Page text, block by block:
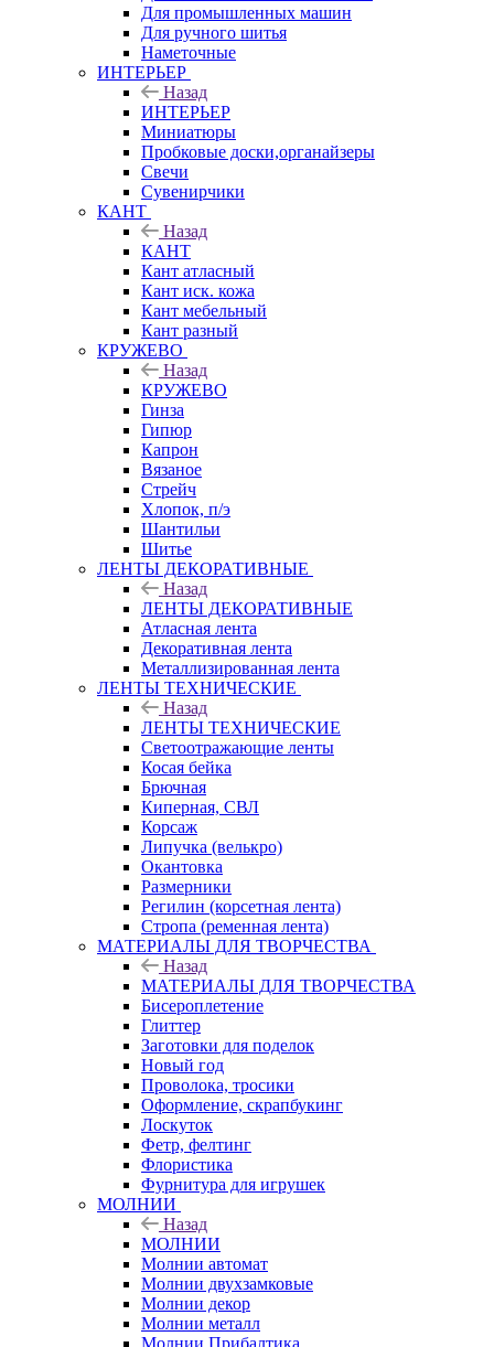
Для промышленных машин
Для ручного шитья
Наметочные
ИНТЕРЬЕР
Назад
ИНТЕРЬЕР
Миниатюры
Пробковые доски,органайзеры
Свечи
Сувенирчики
КАНТ
Назад
КАНТ
Кант атласный
Кант иск. кожа
Кант мебельный
Кант разный
КРУЖЕВО
Назад
КРУЖЕВО
Гинза
Гипюр
Капрон
Вязаное
Стрейч
Хлопок, п/э
Шантильи
Шитье
ЛЕНТЫ ДЕКОРАТИВНЫЕ
Назад
ЛЕНТЫ ДЕКОРАТИВНЫЕ
Атласная лента
Декоративная лента
Металлизированная лента
ЛЕНТЫ ТЕХНИЧЕСКИЕ
Назад
ЛЕНТЫ ТЕХНИЧЕСКИЕ
Светоотражающие ленты
Косая бейка
Брючная
Киперная, СВЛ
Корсаж
Липучка (велькро)
Окантовка
Размерники
Регилин (корсетная лента)
Стропа (ременная лента)
МАТЕРИАЛЫ ДЛЯ ТВОРЧЕСТВА
Назад
МАТЕРИАЛЫ ДЛЯ ТВОРЧЕСТВА
Бисероплетение
Глиттер
Заготовки для поделок
Новый год
Проволока, тросики
Оформление, скрапбукинг
Лоскуток
Фетр, фелтинг
Флористика
Фурнитура для игрушек
МОЛНИИ
Назад
МОЛНИИ
Молнии автомат
Молнии двухзамковые
Молнии декор
Молнии металл
Молнии Прибалтика